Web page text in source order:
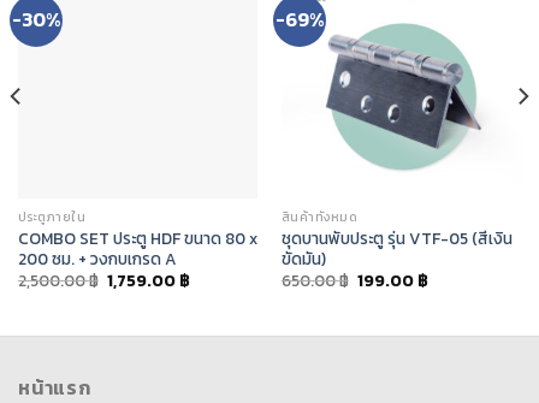
-30%
ประตูภายใน
COMBO SET ประตู HDF ขนาด 80 x
200 ซม. + วงกบเกรด A
2,500.00฿ 1,759.00 ฿
-69%
สินค้าทั้งหมด
ชุดบานพับประตู รุ่น VTF-05 (สีเงิน
ขัดมัน)
650.00฿ 199.00 ฿
หน้าแรก